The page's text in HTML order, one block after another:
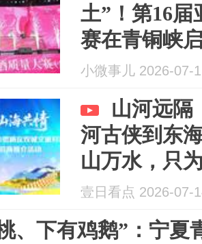
土”！第16届
赛在青铜峡
小微事儿 2026-07-
山河远隔
河古侠到东
山万水，只
关于美酒、
#文旅青铜峡
壹日看点 2026-07-
、下有鸡鹅”：宁夏